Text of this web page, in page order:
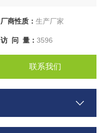
厂商性质： 生产厂家
访 问 量： 3596
联系我们